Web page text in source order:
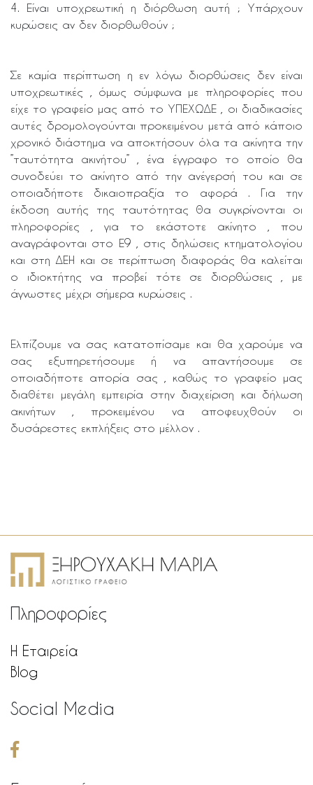
4. Είναι υποχρεωτική η διόρθωση αυτή ; Υπάρχουν
κυρώσεις αν δεν διορθωθούν ;
Σε καμία περίπτωση η εν λόγω διορθώσεις δεν είναι
υποχρεωτικές , όμως σύμφωνα με πληροφορίες που
είχε το γραφείο μας από το ΥΠΕΧΩΔΕ , οι διαδικασίες
αυτές δρομολογούνται προκειμένου μετά από κάποιο
χρονικό διάστημα να αποκτήσουν όλα τα ακίνητα την
”ταυτότητα ακινήτου” , ένα έγγραφο το οποίο θα
συνοδεύει το ακίνητο από την ανέγερσή του και σε
οποιαδήποτε δικαιοπραξία το αφορά . Για την
έκδοση αυτής της ταυτότητας θα συγκρίνονται οι
πληροφορίες , για το εκάστοτε ακίνητο , που
αναγράφονται στο Ε9 , στις δηλώσεις κτηματολογίου
και στη ΔΕΗ και σε περίπτωση διαφοράς θα καλείται
ο ιδιοκτήτης να προβεί τότε σε διορθώσεις , με
άγνωστες μέχρι σήμερα κυρώσεις .
Ελπίζουμε να σας κατατοπίσαμε και θα χαρούμε να
σας εξυπηρετήσουμε ή να απαντήσουμε σε
οποιαδήποτε απορία σας , καθώς το γραφείο μας
διαθέτει μεγάλη εμπειρία στην διαχείριση και δήλωση
ακινήτων , προκειμένου να αποφευχθούν οι
δυσάρεστες εκπλήξεις στο μέλλον .
Πληροφορίες
Η Εταιρεία
Blog
Social Media